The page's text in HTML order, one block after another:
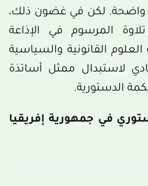
واضحة. لكن في غضون ذلك،
المرسوم في الإذاعة
القانونية والسياسية
لاستبدال ممثل أساتذة
الدستورية.
في جمهورية إفريقيا